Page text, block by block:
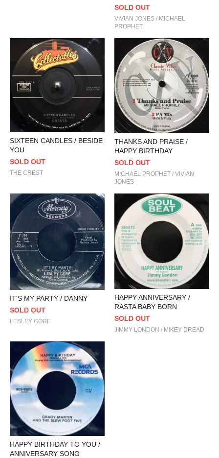
SOLD OUT
VIVIAN JONES / MICHAEL
PROPHET
SIXTEEN CANDLES / BESIDE
YOU
SOLD OUT
THE CREST
THANKS AND PRAISE /
HAPPY BIRTHDAY
SOLD OUT
MICHAEL PROPHET / VIVIAN
JONES
IT'S MY PARTY / DANNY
SOLD OUT
LESLEY GORE
HAPPY ANNIVERSARY /
RASTA BABY BORN
SOLD OUT
JIMMY LONDON / MIKEY DREAD
HAPPY BIRTHDAY TO YOU /
ANNIVERSARY SONG